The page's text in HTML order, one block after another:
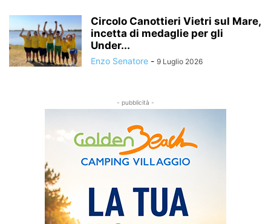
Circolo Canottieri Vietri sul Mare,
incetta di medaglie per gli
Under...
Enzo Senatore - 9 Luglio 2026
- pubblicità -